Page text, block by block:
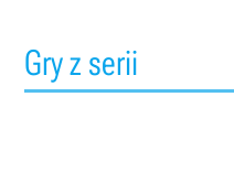
Gry z serii